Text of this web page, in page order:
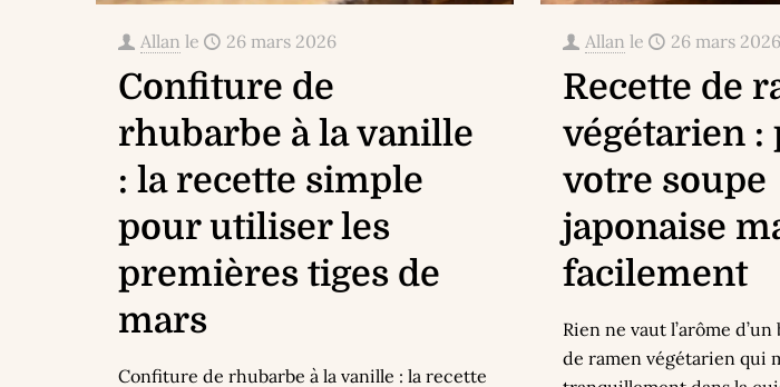
Allan le 26 mars 2026
Confiture de
rhubarbe à la vanille
: la recette simple
pour utiliser les
premières tiges de
mars
Confiture de rhubarbe à la vanille : la recette
Allan le 26 mars 2026
Recette de
végétarien :
votre soupe
japonaise
facilement
Rien ne vaut l’arôme
de ramen végétarien qui